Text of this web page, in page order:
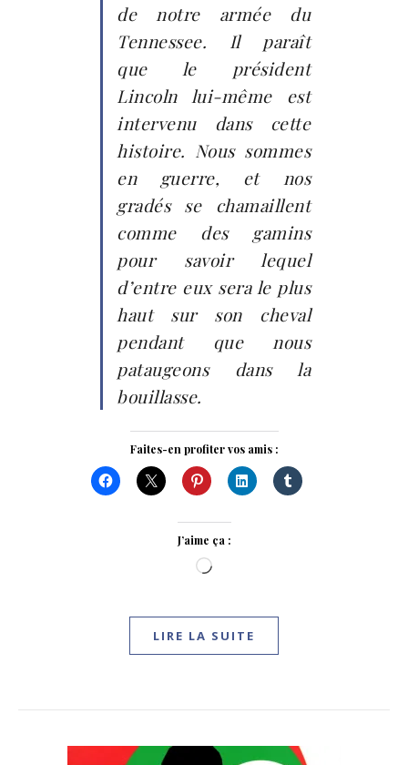
de notre armée du
Tennessee. Il paraît
que le président
Lincoln lui-même est
intervenu dans cette
histoire. Nous sommes
en guerre, et nos
gradés se chamaillent
comme des gamins
pour savoir lequel
d’entre eux sera le plus
haut sur son cheval
pendant que nous
pataugeons dans la
bouillasse.
Faites-en profiter vos amis :
J’aime ça :
Chargement…
LIRE LA SUITE